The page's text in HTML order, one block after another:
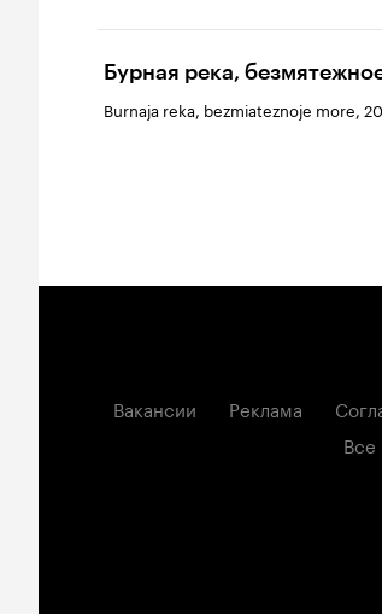
Бурная река,
Burnaja reka, bezmiateznoje more,
Вакансии Реклама
Все